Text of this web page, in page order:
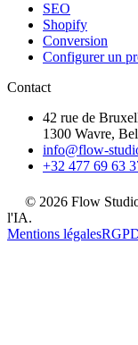
SEO
Shopify
Conversion
Configurer un
Contact
42 rue de
1300 Wavre,
info@flow-
+32 477 69 63
© 2026 Flow
l'IA.
Mentions légales